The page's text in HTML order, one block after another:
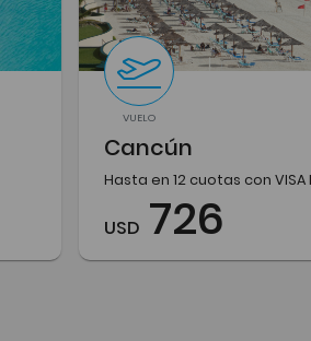
VUELO
Cancún
Hasta en 12 cuotas con VISA
USD 726